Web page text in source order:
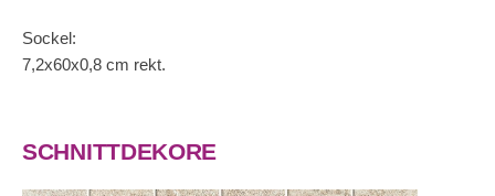
Sockel:
7,2x60x0,8 cm rekt.
SCHNITTDEKORE